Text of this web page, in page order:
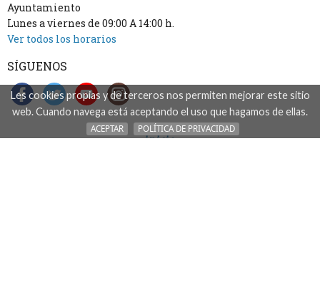
Les cookies propias y de terceros nos permiten mejorar este sitio
web. Cuando navega está aceptando el uso que hagamos de ellas.
ACEPTAR POLÍTICA DE PRIVACIDAD
Ayuntamiento
Lunes a viernes de 09:00 A 14:00 h.
Ver todos los horarios
SÍGUENOS
inicio